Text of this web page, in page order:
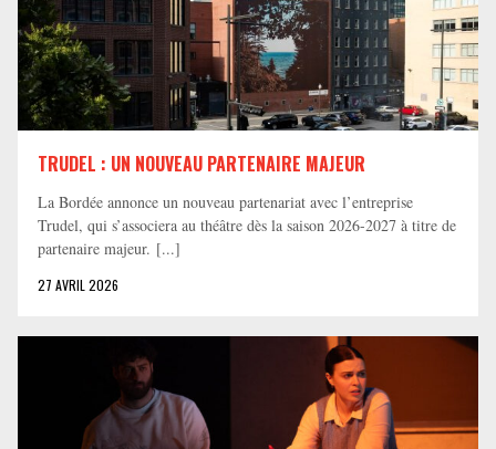
TRUDEL : UN NOUVEAU PARTENAIRE MAJEUR
La Bordée annonce un nouveau partenariat avec l’entreprise
Trudel, qui s’associera au théâtre dès la saison 2026-2027 à titre de
partenaire majeur. [...]
27 AVRIL 2026